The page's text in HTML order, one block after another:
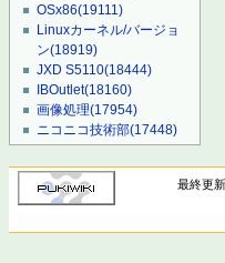
OSx86(19111)
Linuxカーネル/バージョ
ン(18919)
JXD S5110(18444)
IBOutlet(18160)
画像処理(17954)
ニコニコ技術部(17448)
最終更